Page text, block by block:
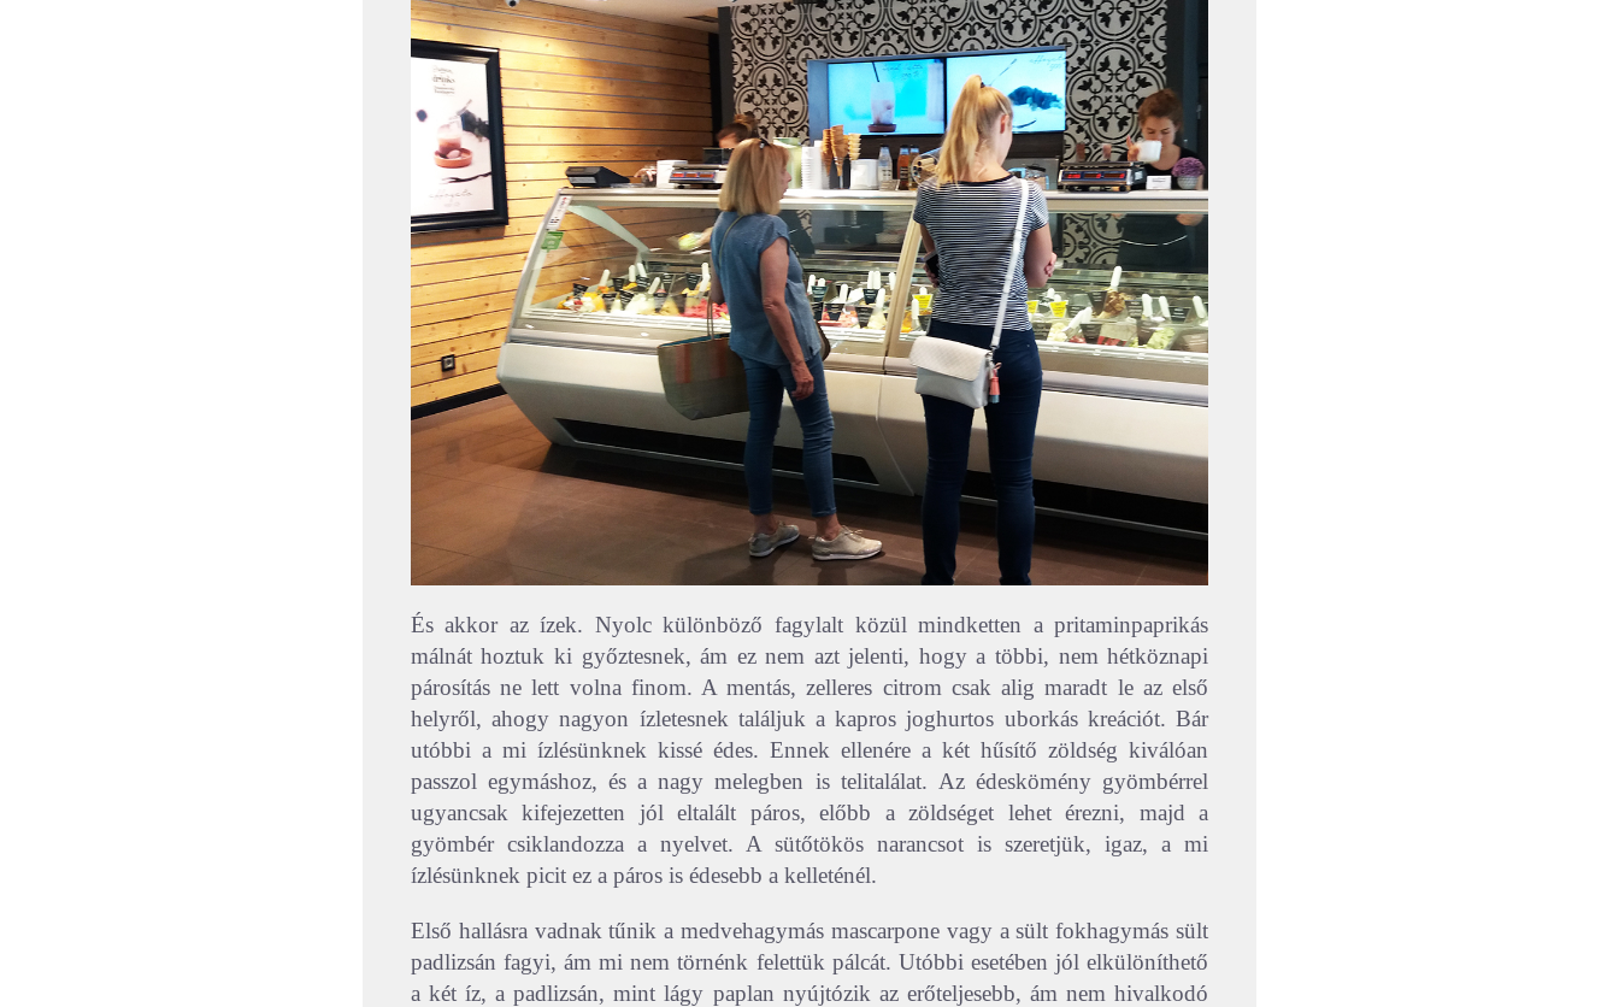
És akkor az ízek. Nyolc különböző fagylalt közül mindketten a pritaminpaprikás
málnát hoztuk ki győztesnek, ám ez nem azt jelenti, hogy a többi, nem hétköznapi
párosítás ne lett volna finom. A mentás, zelleres citrom csak alig maradt le az első
helyről, ahogy nagyon ízletesnek találjuk a kapros joghurtos uborkás kreációt. Bár
utóbbi a mi ízlésünknek kissé édes. Ennek ellenére a két hűsítő zöldség kiválóan
passzol egymáshoz, és a nagy melegben is telitalálat. Az édeskömény gyömbérrel
ugyancsak kifejezetten jól eltalált páros, előbb a zöldséget lehet érezni, majd a
gyömbér csiklandozza a nyelvet. A sütőtökös narancsot is szeretjük, igaz, a mi
ízlésünknek picit ez a páros is édesebb a kelleténél.
Első hallásra vadnak tűnik a medvehagymás mascarpone vagy a sült fokhagymás sült
padlizsán fagyi, ám mi nem törnénk felettük pálcát. Utóbbi esetében jól elkülöníthető
a két íz, a padlizsán, mint lágy paplan nyújtózik az erőteljesebb, ám nem hivalkodó